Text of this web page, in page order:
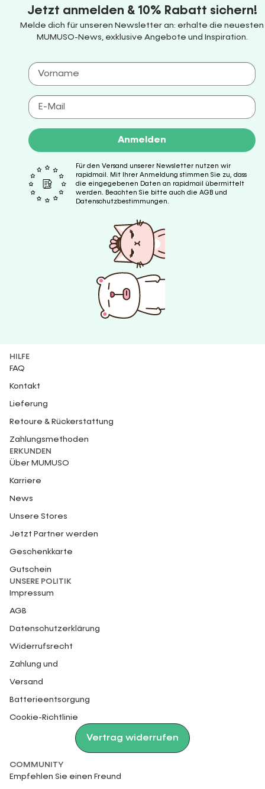
Jetzt anmelden & 10% Rabatt sichern!
Melde dich für unseren Newsletter an: erhalte die neuesten
MUMUSO-News, exklusive Angebote und Inspiration.
Anmelden
Für den Versand unserer Newsletter nutzen wir
rapidmail. Mit Ihrer Anmeldung stimmen Sie zu, dass
die eingegebenen Daten an rapidmail übermittelt
werden. Beachten Sie bitte auch die AGB und
Datenschutzbestimmungen.
HILFE
FAQ
Kontakt
Lieferung
Retoure & Rückerstattung
Zahlungsmethoden
ERKUNDEN
Über MUMUSO
Karriere
News
Unsere Stores
Jetzt Partner werden
Geschenkkarte
Gutschein
UNSERE POLITIK
Impressum
AGB
Datenschutzerklärung
Widerrufsrecht
Zahlung und
Versand
Batterieentsorgung
Cookie-Richtlinie
Vertrag widerrufen
COMMUNITY
Empfehlen Sie einen Freund